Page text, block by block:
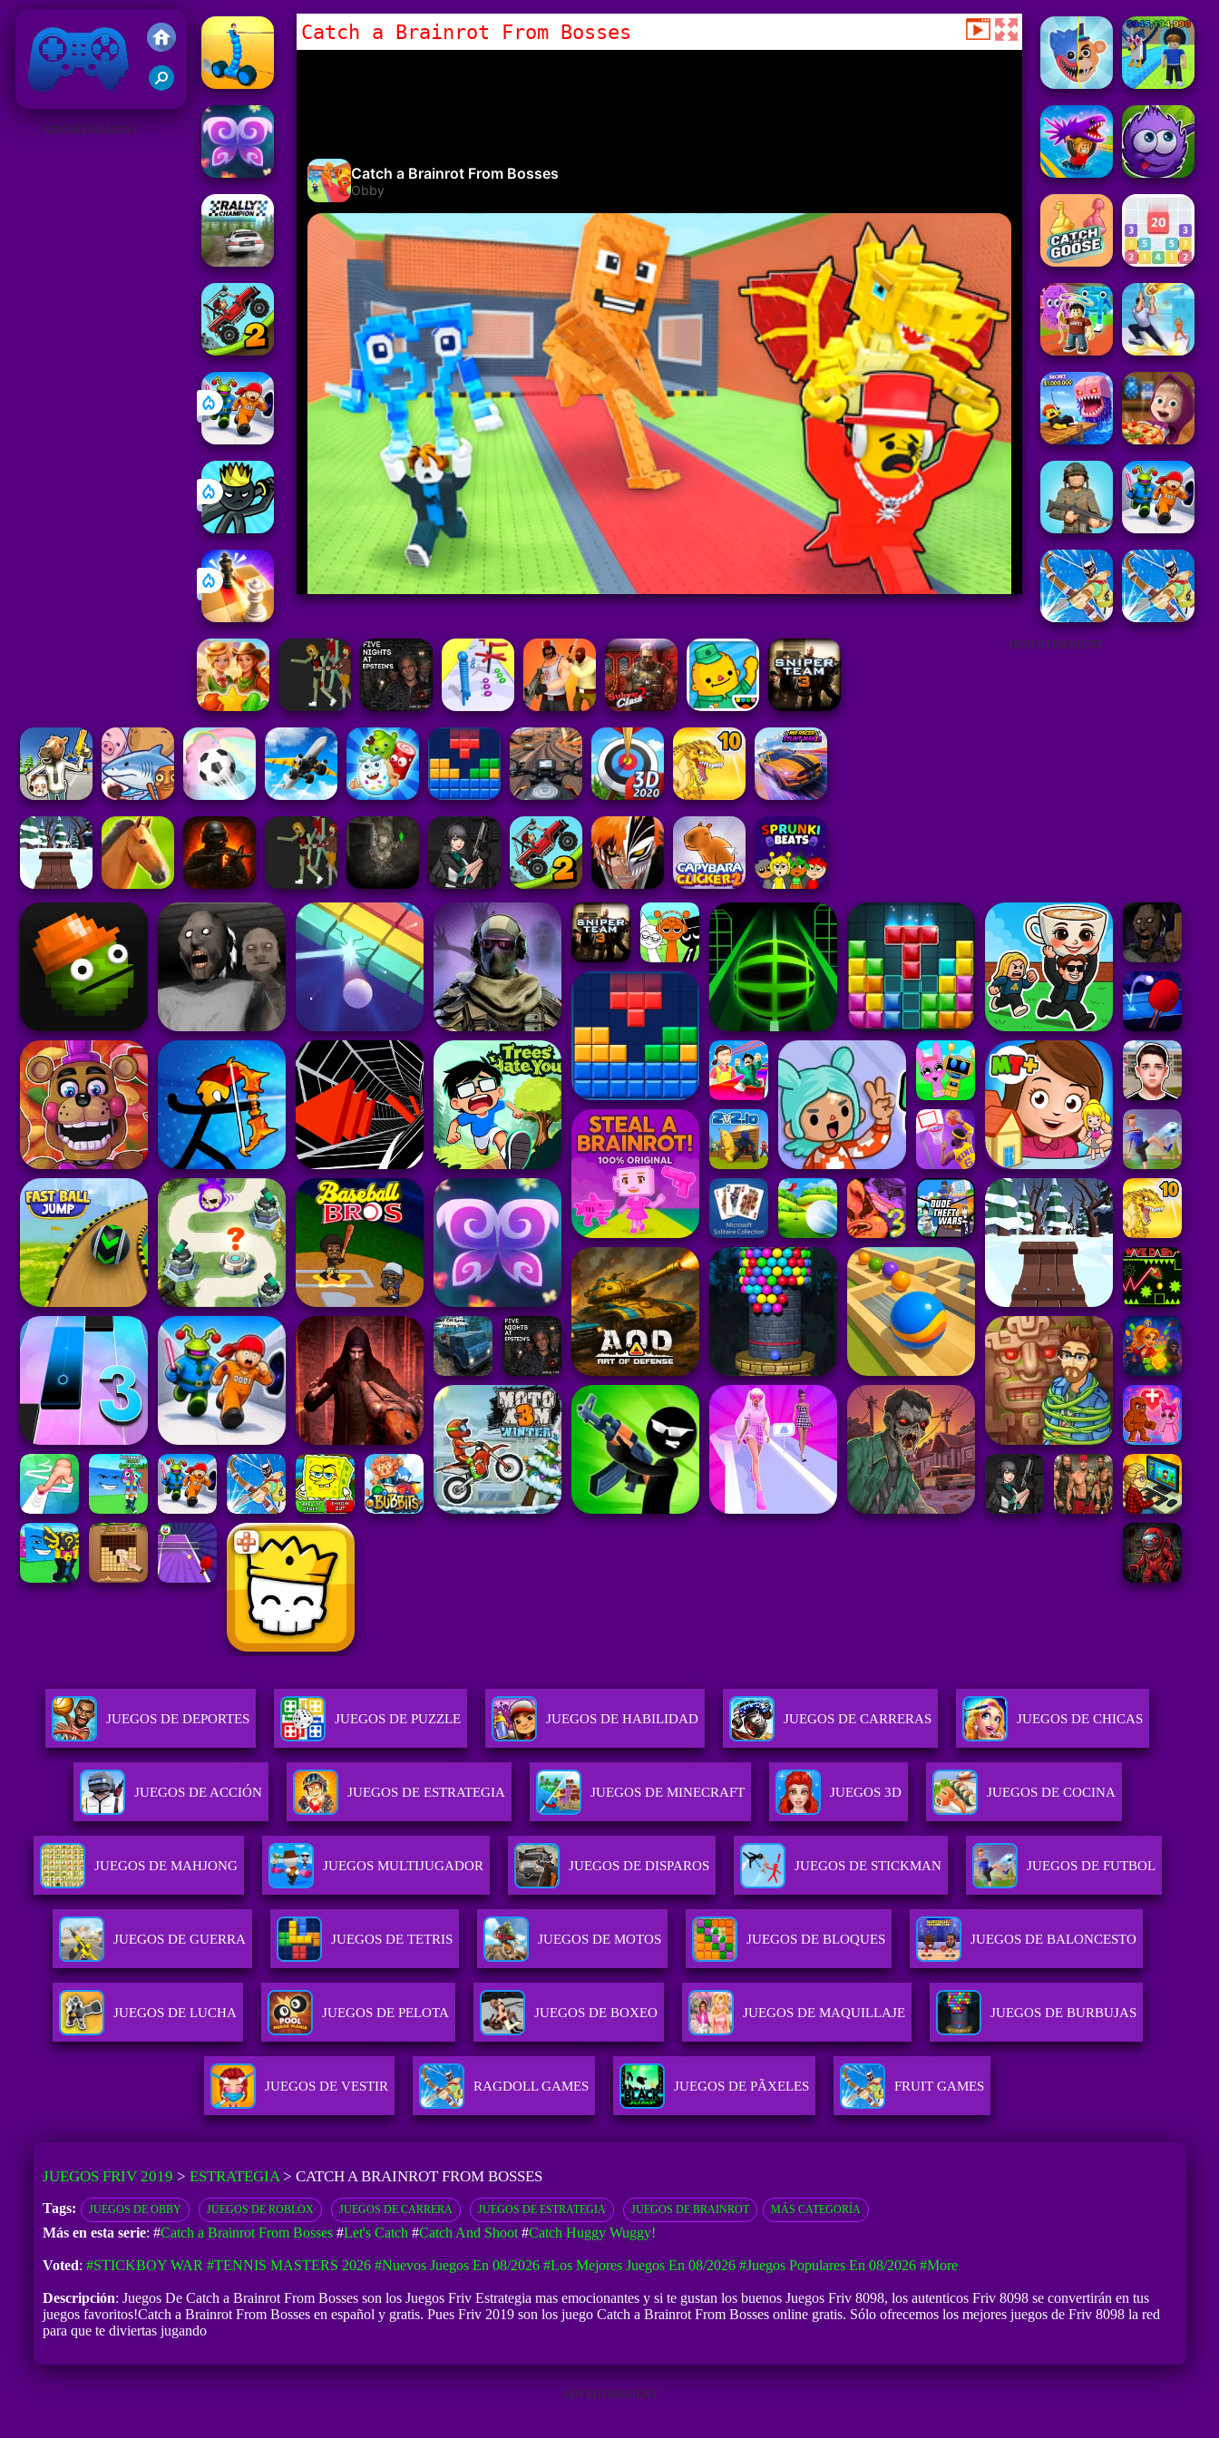
Juegos Friv 2019
ADVERTISEMENT
Catch a Brainrot From Bosses
ADVERTISEMENT
JUEGOS DE DEPORTES JUEGOS DE PUZZLE JUEGOS DE HABILIDAD JUEGOS DE CARRERAS JUEGOS DE CHICAS
JUEGOS DE ACCIÓN JUEGOS DE ESTRATEGIA JUEGOS DE MINECRAFT JUEGOS 3D JUEGOS DE COCINA
JUEGOS DE MAHJONG JUEGOS MULTIJUGADOR JUEGOS DE DISPAROS JUEGOS DE STICKMAN JUEGOS DE FUTBOL
JUEGOS DE GUERRA JUEGOS DE TETRIS JUEGOS DE MOTOS JUEGOS DE BLOQUES JUEGOS DE BALONCESTO
JUEGOS DE LUCHA JUEGOS DE PELOTA JUEGOS DE BOXEO JUEGOS DE MAQUILLAJE JUEGOS DE BURBUJAS
JUEGOS DE VESTIR RAGDOLL GAMES JUEGOS DE PÃ­XELES FRUIT GAMES
JUEGOS FRIV 2019 > ESTRATEGIA> CATCH A BRAINROT FROM BOSSES
Tags: JUEGOS DE OBBY JUEGOS DE ROBLOX JUEGOS DE CARRERA JUEGOS DE ESTRATEGIA JUEGOS DE BRAINROT MÁS CATEGORÍA
Más en esta serie: #Catch a Brainrot From Bosses#Let's Catch #Catch And Shoot#Catch Huggy Wuggy!
Voted: #STICKBOY WAR #TENNIS MASTERS 2026 #Nuevos Juegos En 08/2026 #Los Mejores Juegos En 08/2026 #Juegos Populares En 08/2026 #more
Descripción: Juegos De Catch a Brainrot From Bosses son los Juegos Friv Estrategia mas emocionantes y si te gustan los buenos Juegos Friv 8098, los autenticos Friv 8098 se convertirán en tus
juegos favoritos!Catch a Brainrot From Bosses en español y gratis. Pues Friv 2019 son los juego Catch a Brainrot From Bosses online gratis. Sólo ofrecemos los mejores juegos de Friv 8098 la red
para que te diviertas jugando
ADVERTISEMENT